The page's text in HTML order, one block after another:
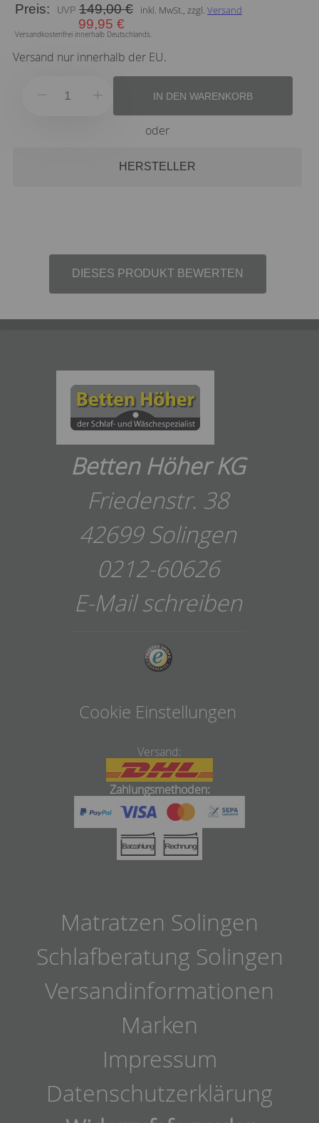
Preis:
149,00 €
99,95 €
inkl. MwSt., zzgl. Versand
Versandkostenfrei innerhalb Deutschlands.
Versand nur innerhalb der EU.
IN DEN WARENKORB
oder
HERSTELLER
DIESES PRODUKT BEWERTEN
Betten Höher KG
Friedenstr. 38
42699 Solingen
0212-60626
E-Mail schreiben
Cookie Einstellungen
Versand:
Zahlungsmethoden:
Matratzen Solingen
Schlafberatung Solingen
Versandinformationen
Marken
Impressum
Datenschutzerklärung